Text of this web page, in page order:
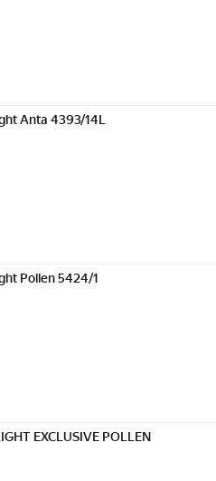
Anta 4393/14L
Pollen 5424/1
EXCLUSIVE POLLEN